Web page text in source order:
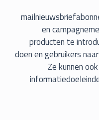
en
producten te
doen en gebruikers
Ze kunnen